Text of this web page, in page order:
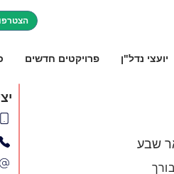
יועצי נדל"ן פרויקטים חדשים